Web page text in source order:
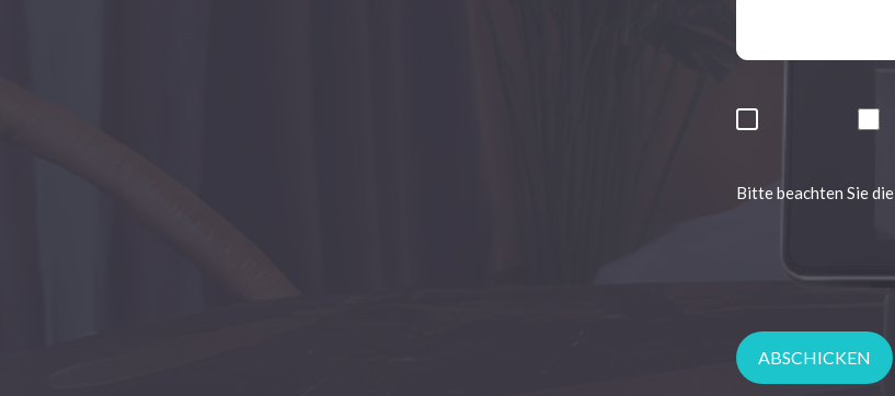
Bitte beachten Sie die